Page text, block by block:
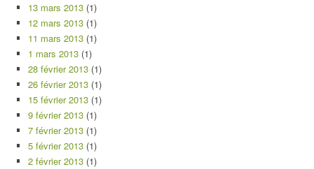
13 mars 2013 (1)
12 mars 2013 (1)
11 mars 2013 (1)
1 mars 2013 (1)
28 février 2013 (1)
26 février 2013 (1)
15 février 2013 (1)
9 février 2013 (1)
7 février 2013 (1)
5 février 2013 (1)
2 février 2013 (1)